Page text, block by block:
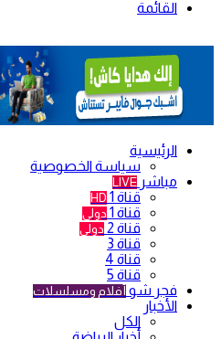
القائمة
الرئيسية
سياسة الخصوصية
مباشر LIVE
قناة 1 HD
قناة 1 دولي
قناة 2 دولي
قناة 3
قناة 4
قناة 5
فجر شو أفلام ومسلسلات
الأخبار
الكل